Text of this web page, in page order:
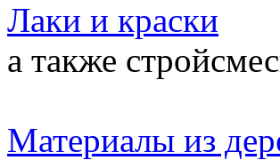
Лаки и краски
а также
Материалы из